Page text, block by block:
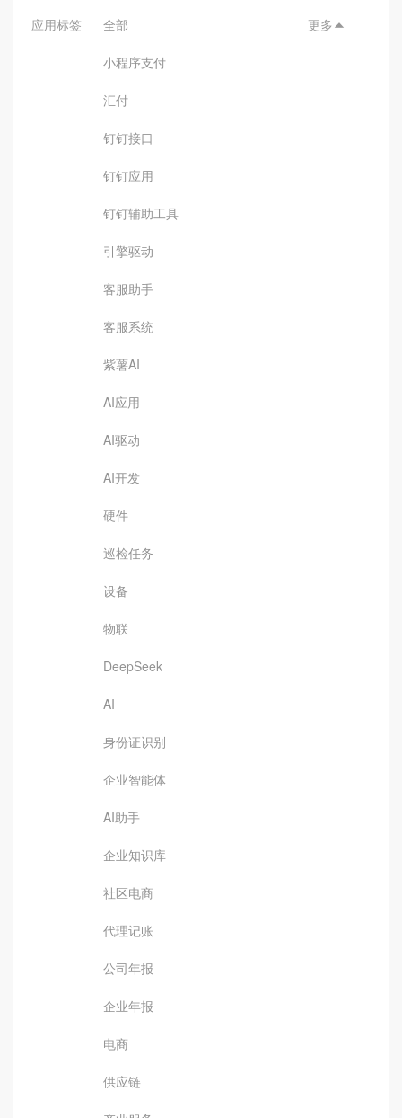
应用标签 全部
小程序支付
汇付
钉钉接口
钉钉应用
钉钉辅助工具
引擎驱动
客服助手
客服系统
紫薯AI
AI应用
AI驱动
AI开发
硬件
巡检任务
设备
物联
DeepSeek
AI
身份证识别
企业智能体
AI助手
企业知识库
社区电商
代理记账
公司年报
企业年报
电商
供应链
更多 